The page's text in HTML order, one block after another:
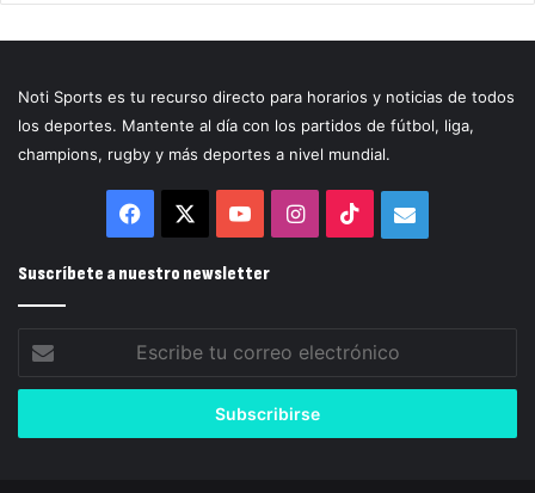
Noti Sports es tu recurso directo para horarios y noticias de todos
los deportes. Mantente al día con los partidos de fútbol, liga,
champions, rugby y más deportes a nivel mundial.
Facebook YouTubeInstagram
TikTok
Suscríbete a nuestro newsletter
tu
correo